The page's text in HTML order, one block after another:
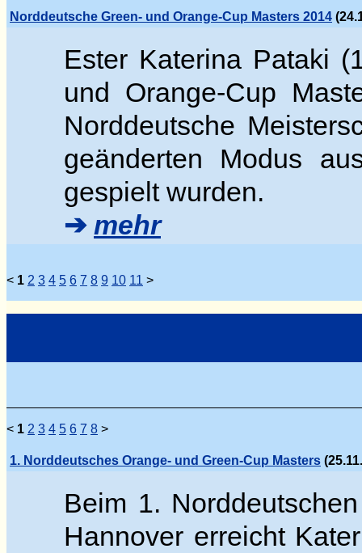
Norddeutsche Green- und Orange-Cup Masters 2014
Ester Katerina Pataki
und Orange-Cup
Norddeutsche
geänderten Modus
gespielt wurden.
➔ mehr
< 1 2 3 4 5 6 7 8 9 10 11 >
< 1 2 3 4 5 6 7 8 >
1. Norddeutsches Orange- und Green-Cup Masters
Beim 1.
Hannover erreicht